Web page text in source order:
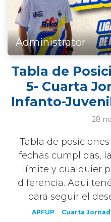
Administrator
Tabla de
5- Cuarta
Infanto-
28
Tabla de
fechas cumplidas,
límite y cualquier
diferencia. Aquí
para seguir el
APFUP Cuarta